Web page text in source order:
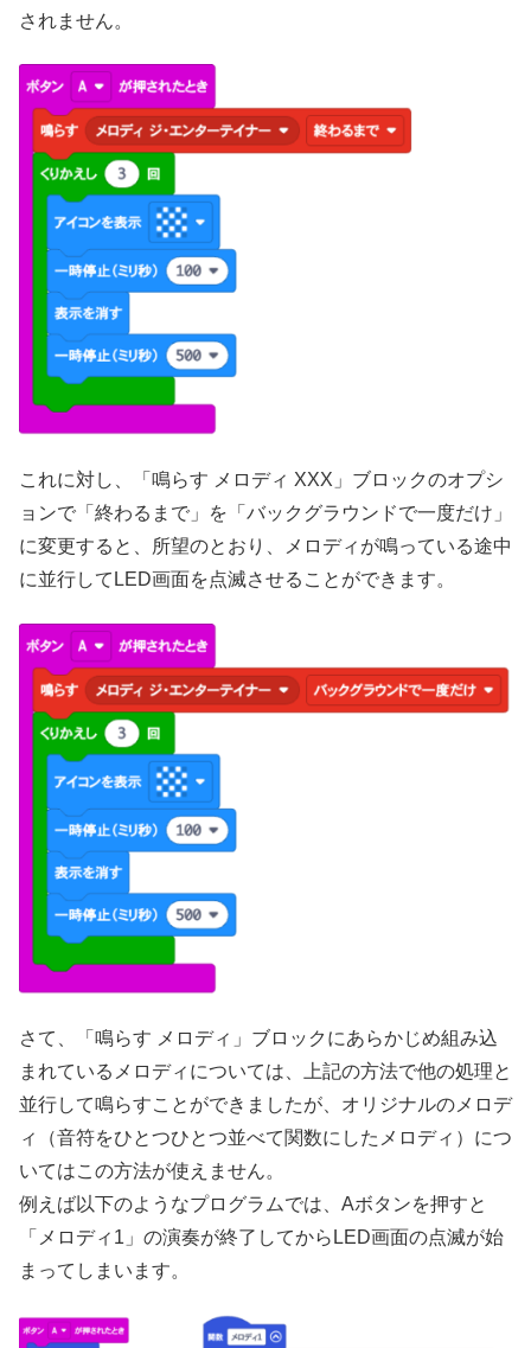
されません。
これに対し、「鳴らす メロディ XXX」ブロックのオプシ
ョンで「終わるまで」を「バックグラウンドで一度だけ」
に変更すると、所望のとおり、メロディが鳴っている途中
に並行してLED画面を点滅させることができます。
さて、「鳴らす メロディ」ブロックにあらかじめ組み込
まれているメロディについては、上記の方法で他の処理と
並行して鳴らすことができましたが、オリジナルのメロデ
ィ（音符をひとつひとつ並べて関数にしたメロディ）につ
いてはこの方法が使えません。
例えば以下のようなプログラムでは、Aボタンを押すと
「メロディ1」の演奏が終了してからLED画面の点滅が始
まってしまいます。